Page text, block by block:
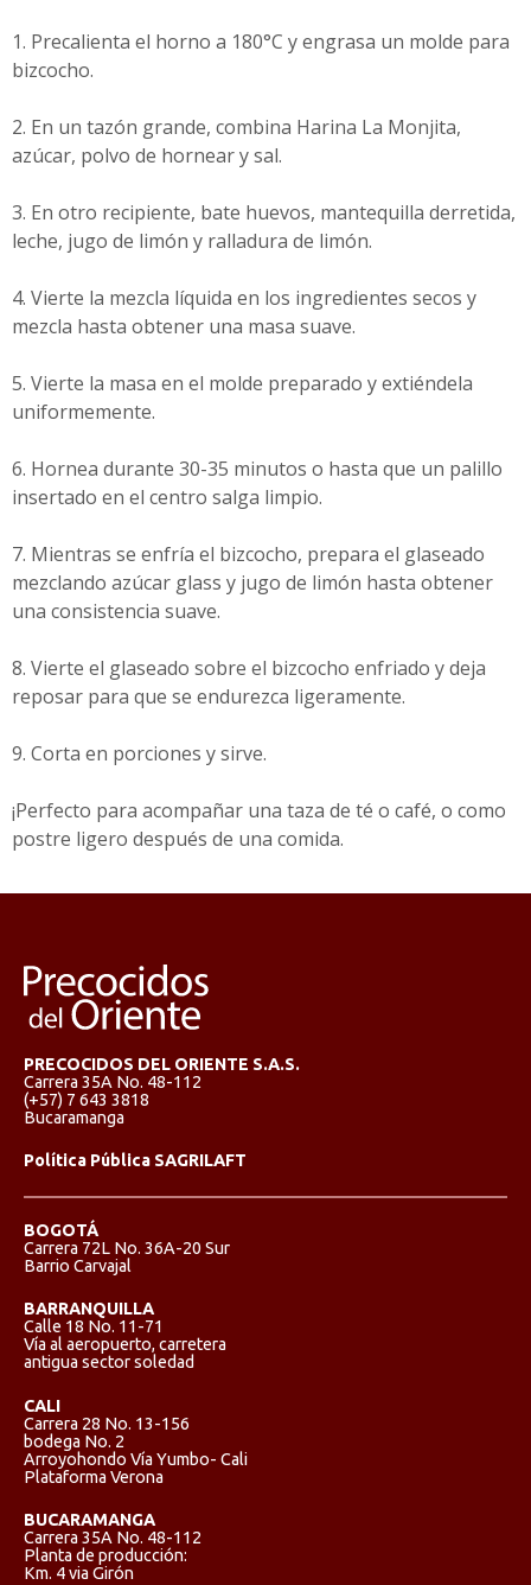
1. Precalienta el horno a 180°C y engrasa un molde para
bizcocho.
2. En un tazón grande, combina Harina La Monjita,
azúcar, polvo de hornear y sal.
3. En otro recipiente, bate huevos, mantequilla derretida,
leche, jugo de limón y ralladura de limón.
4. Vierte la mezcla líquida en los ingredientes secos y
mezcla hasta obtener una masa suave.
5. Vierte la masa en el molde preparado y extiéndela
uniformemente.
6. Hornea durante 30-35 minutos o hasta que un palillo
insertado en el centro salga limpio.
7. Mientras se enfría el bizcocho, prepara el glaseado
mezclando azúcar glass y jugo de limón hasta obtener
una consistencia suave.
8. Vierte el glaseado sobre el bizcocho enfriado y deja
reposar para que se endurezca ligeramente.
9. Corta en porciones y sirve.
¡Perfecto para acompañar una taza de té o café, o como
postre ligero después de una comida.
PRECOCIDOS DEL ORIENTE S.A.S.
Carrera 35A No. 48-112
(+57) 7 643 3818
Bucaramanga
Política Pública SAGRILAFT
BOGOTÁ
Carrera 72L No. 36A-20 Sur
Barrio Carvajal
BARRANQUILLA
Calle 18 No. 11-71
Vía al aeropuerto, carretera
antigua sector soledad
CALI
Carrera 28 No. 13-156
bodega No. 2
Arroyohondo Vía Yumbo- Cali
Plataforma Verona
BUCARAMANGA
Carrera 35A No. 48-112
Planta de producción:
Km. 4 via Girón